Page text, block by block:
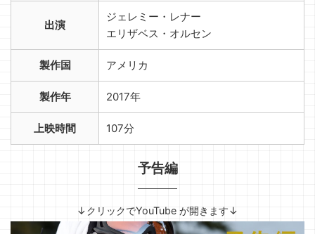
出演
ジェレミー・レナー
エリザベス・オルセン
製作国 アメリカ
製作年 2017年
上映時間 107分
予告編
↓クリックでYouTube が開きます↓